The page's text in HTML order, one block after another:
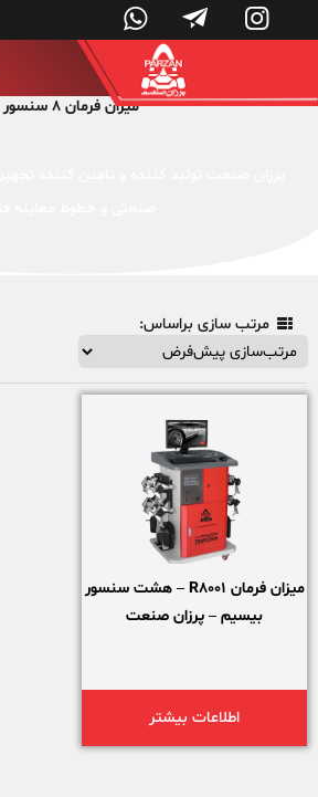



میزان فرمان 8 سنسور
 مرتب سازی براساس:
میزان فرمان R8001 – هشت سنسور
بیسیم – پرزان صنعت
اطلاعات بیشتر